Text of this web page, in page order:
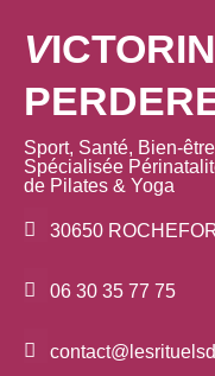
V
Sport, Santé, Bien-
Spécialisée
de Pilates & Yoga
30650
06 30 35 77 75